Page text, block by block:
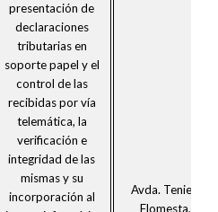
presentación de
declaraciones
tributarias en
soporte papel y el
control de las
recibidas por vía
telemática, la
verificación e
integridad de las
mismas y su
incorporación al
Avda. Teniente
Flomesta, 3